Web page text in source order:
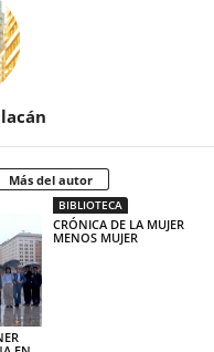
Más del autor
BIBLIOTECA
CRÓNICA DE LA MUJER
MENOS MUJER